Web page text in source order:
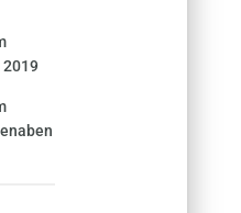
2019